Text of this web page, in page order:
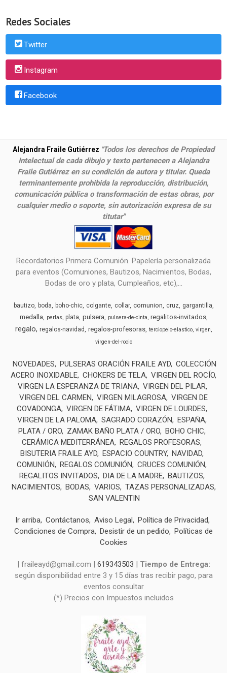
Redes Sociales
Twitter
Instagram
Facebook
Alejandra Fraile Gutiérrez "Todos los derechos de Propiedad
Intelectual de cada dibujo y texto pertenecen a Alejandra
Fraile Gutiérrez en su condición de autora y titular. Queda
terminantemente prohibida la reproducción, distribución,
comunicación pública o transformación de estas obras, por
cualquier medio o soporte, sin autorización expresa de su
titutar"
Recordatorios Primera Comunión. Papelería personalizada
para eventos (Comuniones, Bautizos, Nacimientos, Bodas,
Bodas de oro y plata, Cumpleaños, etc),...
bautizo boda boho-chic colgante collar comunion cruz gargantilla
medalla perlas plata pulsera pulsera-de-cinta regalitos-invitados
regalo regalos-navidad regalos-profesoras terciopelo-elastico virgen
virgen-del-rocio
NOVEDADES PULSERAS ORACIÓN FRAILE AYD COLECCIÓN
ACERO INOXIDABLE CHOKERS DE TELA VIRGEN DEL ROCÍO
VIRGEN LA ESPERANZA DE TRIANA VIRGEN DEL PILAR
VIRGEN DEL CARMEN
VIRGEN MILAGROSA VIRGEN DE
COVADONGA VIRGEN DE FÁTIMA VIRGEN DE LOURDES
VIRGEN DE LA PALOMA SAGRADO CORAZÓN
ESPAÑA
PLATA / ORO
ZAMAK BAÑO PLATA / ORO BOHO CHIC
CERÁMICA MEDITERRÁNEA REGALOS PROFESORAS
BISUTERIA FRAILE AYD ESPACIO COUNTRY NAVIDAD
COMUNIÓN
REGALOS COMUNIÓN
CRUCES COMUNIÓN
REGALITOS INVITADOS
DIA DE LA MADRE BAUTIZOS
NACIMIENTOS
BODAS VARIOS
TAZAS PERSONALIZADAS
SAN VALENTIN
Ir arriba Contáctanos Aviso Legal
Política de Privacidad
Condiciones de Compra Desistir de un pedido
Políticas de
Cookies
| fraileayd@gmail.com | 619343503 | Tiempo de Entrega:
según disponibilidad entre 3 y 15 días tras recibir pago, para
eventos consultar
(*) Precios con Impuestos incluidos